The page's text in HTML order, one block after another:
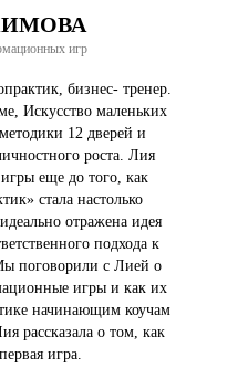
игр
бизнес- тренер.
Искусство маленьких
12 дверей и
роста. Лия
игры еще до того, как
стала настолько
отражена идея
подхода к
поговорили с Лией о
игры и как их
начинающим коучам
рассказала о том, как
игра.